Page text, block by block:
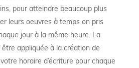
pour atteindre beaucoup plus
leurs oeuvres à temps on pris
jour à la même heure. La
appliquée à la création de
horaire d’écriture pour chaque